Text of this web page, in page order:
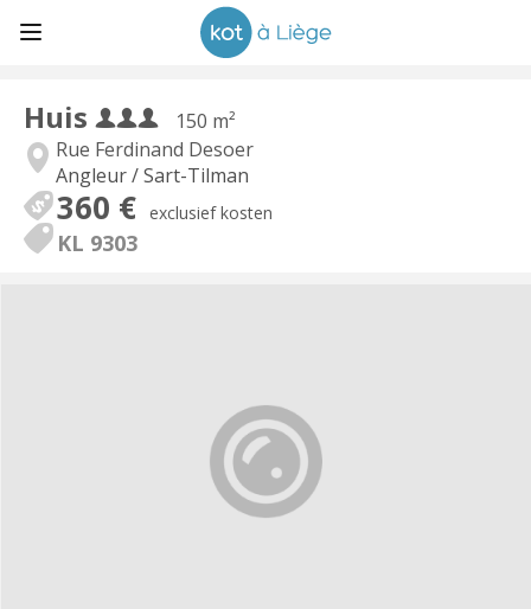
Huis
150 m²
Rue Ferdinand Desoer
Angleur / Sart-Tilman
360 € exclusief kosten
KL 9303